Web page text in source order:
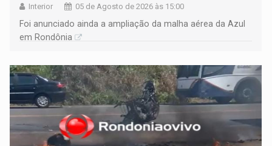
Interior 05 de Agosto de 2026 às 15:00
Foi anunciado ainda a ampliação da malha aérea da Azul
em Rondônia